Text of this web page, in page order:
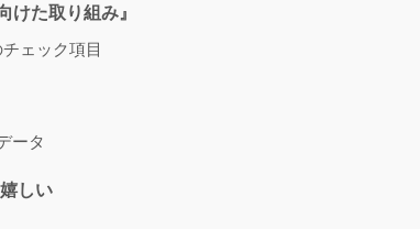
けた取り組み』
ェック項目
ータ
しい